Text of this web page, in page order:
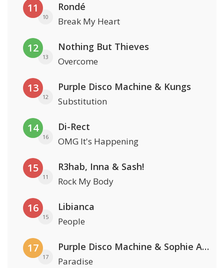
11
10
Rondé
Break My Heart
12
13
Nothing But Thieves
Overcome
13
12
Purple Disco Machine & Kungs
Substitution
14
16
Di-Rect
OMG It's Happening
15
11
R3hab, Inna & Sash!
Rock My Body
16
15
Libianca
People
17
17
Purple Disco Machine & Sophie And The Giants
Paradise